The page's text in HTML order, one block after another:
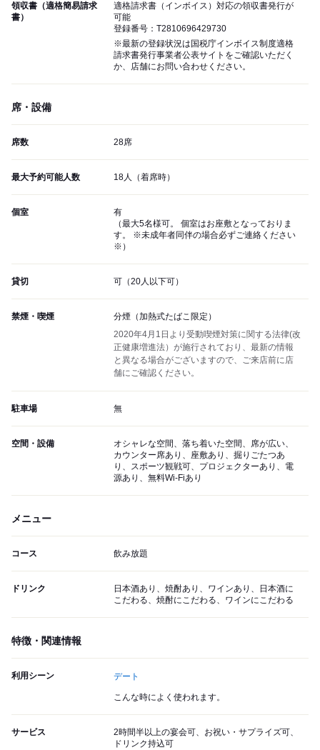
領収書（適格簡易請求
書）
適格請求書（インボイス）対応の領収書発行が
可能
登録番号：T2810696429730
※最新の登録状況は国税庁インボイス制度適格
請求書発行事業者公表サイトをご確認いただく
か、店舗にお問い合わせください。
席・設備
席数 28席
最大予約可能人数 18人（着席時）
個室
有
（最大5名様可。 個室はお座敷となっておりま
す。 ※未成年者同伴の場合必ずご連絡ください
※）
貸切 可（20人以下可）
禁煙・喫煙
分煙（加熱式たばこ限定）
2020年4月1日より受動喫煙対策に関する法律(改
正健康増進法）が施行されており、最新の情報
と異なる場合がございますので、ご来店前に店
舗にご確認ください。
駐車場 無
空間・設備
オシャレな空間、落ち着いた空間、席が広い、
カウンター席あり、座敷あり、掘りごたつあ
り、スポーツ観戦可、プロジェクターあり、電
源あり、無料Wi-Fiあり
メニュー
コース 飲み放題
ドリンク
日本酒あり、焼酎あり、ワインあり、日本酒に
こだわる、焼酎にこだわる、ワインにこだわる
特徴・関連情報
利用シーン デート
こんな時によく使われます。
サービス
2時間半以上の宴会可、お祝い・サプライズ可、
ドリンク持込可